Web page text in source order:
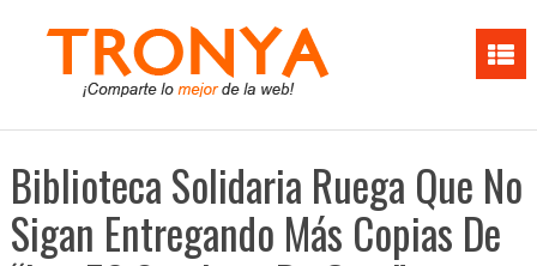
Biblioteca Solidaria Ruega Que No
Sigan Entregando Más Copias De